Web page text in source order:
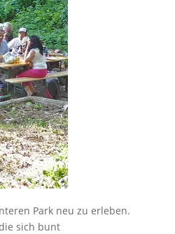
Park neu zu erleben.
sich bunt